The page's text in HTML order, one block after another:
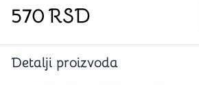
570RSD
Detalji proizvoda